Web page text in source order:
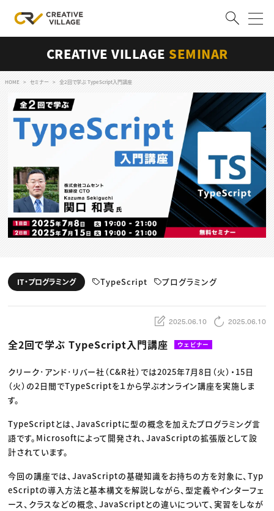
ログイン
RECRUIT
クリエイター求人を探す
CREATIVE JOB求人検索
特集求人
採用説明会
転職支援サービス
CONTENTS
スキルアップしたい！
動画配信・映像制作
編集・ライティング
ディレクション
TOP Creator’s コラム トップ
Webクリエイター
ゲームクリエイター
クリエイターインタビュー
C＆R Magazine
セミナー
ニュース・トレンド トップ
Web
ゲーム・エンタメ
広告
出版
CREATIVE VILLAGEからのお知らせ
プロフェッショナル×つながる×メディア
CREATIVE VILLAGE SEMINAR
HOME セミナー 全2回で学ぶ TypeScript入門講座
IT・プログラミング TypeScript プログラミング
2025.06.10 2025.06.10
全2回で学ぶ TypeScript入門講座 ウェビナー
クリーク･アンド･リバー社（C&R社）では2025年7月8日（火）・15日
（火）の2日間でTypeScriptを１から学ぶオンライン講座を実施しま
す。
TypeScriptとは、JavaScriptに型の概念を加えたプログラミング言
語です。Microsoftによって開発され、JavaScriptの拡張版として設
計されています。
今回の講座では、JavaScriptの基礎知識をお持ちの方を対象に、Typ
eScriptの導入方法と基本構文を解説しながら、型定義やインターフェ
ース、クラスなどの概念、JavaScriptとの違いについて、実習をしなが